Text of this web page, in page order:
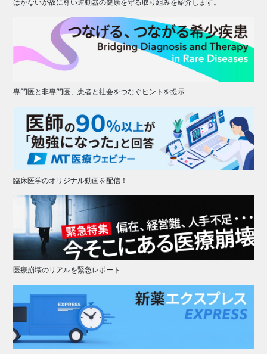
はかないが故に尊い運動器の健康を守る取り組みを紹介します。
専門医と非専門医、患者と社会をつなぐヒントを提示
臨床医学のオリジナル動画を配信！
医療崩壊のリアルを緊急レポート